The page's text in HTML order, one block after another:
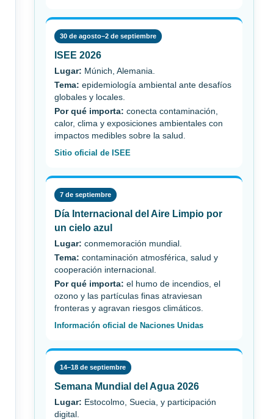
30 de agosto–2 de septiembre
ISEE 2026
Lugar: Múnich, Alemania.
Tema: epidemiología ambiental ante desafíos
globales y locales.
Por qué importa: conecta contaminación,
calor, clima y exposiciones ambientales con
impactos medibles sobre la salud.
Sitio oficial de ISEE
7 de septiembre
Día Internacional del Aire Limpio por
un cielo azul
Lugar: conmemoración mundial.
Tema: contaminación atmosférica, salud y
cooperación internacional.
Por qué importa: el humo de incendios, el
ozono y las partículas finas atraviesan
fronteras y agravan riesgos climáticos.
Información oficial de Naciones Unidas
14–18 de septiembre
Semana Mundial del Agua 2026
Lugar: Estocolmo, Suecia, y participación
digital.